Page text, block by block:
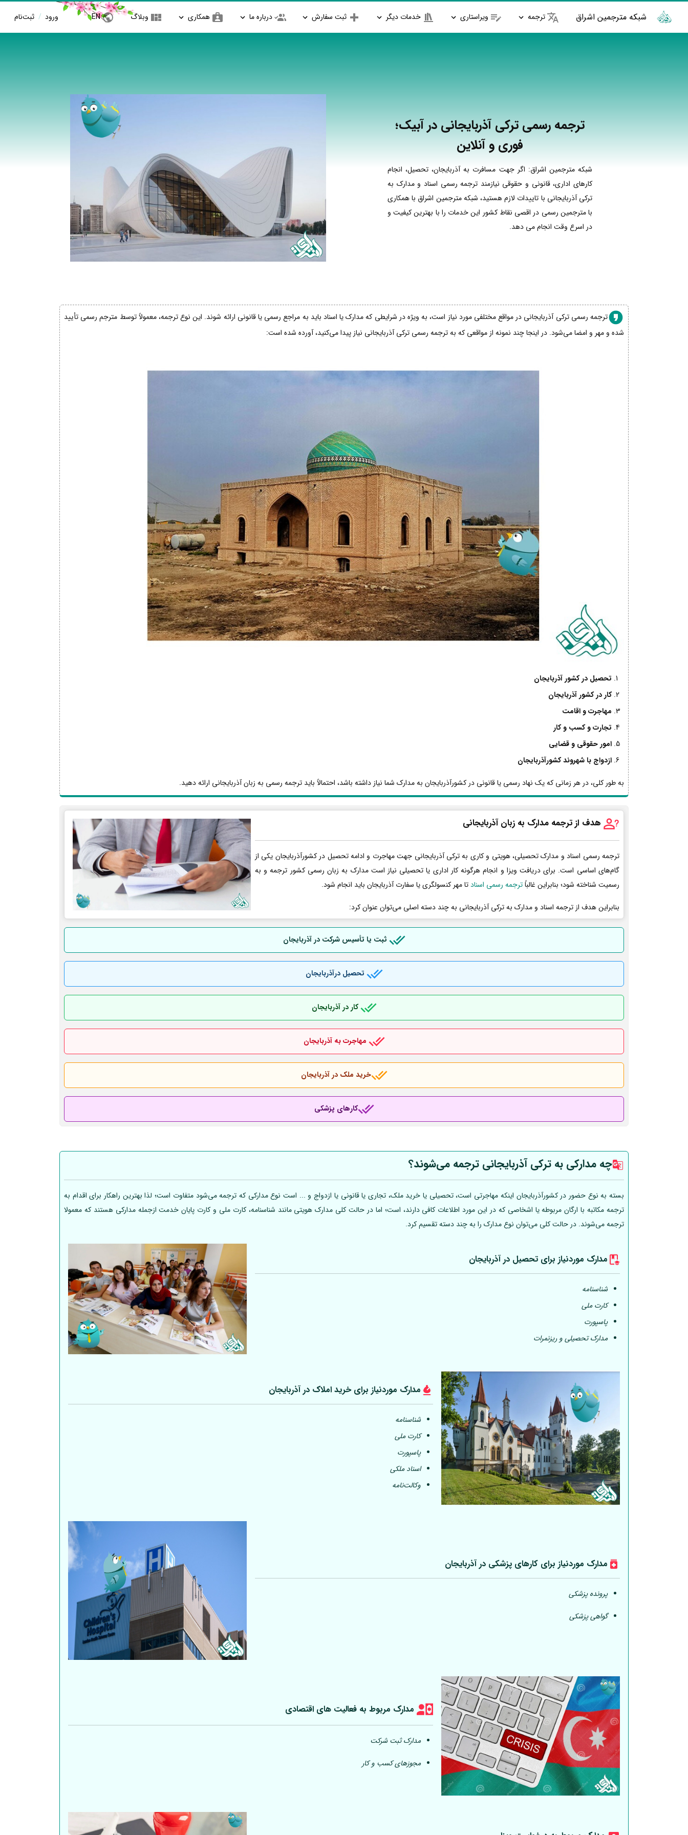
شبکه مترجمین اشراق ترجمه ویراستاری خدمات دیگر ثبت سفارش درباره ما همکاری وبلاگ EN ورود / ثبت‌نام
ترجمه رسمی ترکی آذربایجانی در آبیک؛
فوری و آنلاین
شبکه مترجمین اشراق: اگر جهت مسافرت به آذربایجان، تحصیل، انجام
کارهای اداری، قانونی و حقوقی نیازمند ترجمه رسمی اسناد و مدارک به
ترکی آذربایجانی با تاییدات لازم هستید، شبکه مترجمین اشراق با همکاری
با مترجمین رسمی در اقصی نقاط کشور این خدمات را با بهترین کیفیت و
در اسرع وقت انجام می دهد.
ترجمه رسمی ترکی آذربایجانی در مواقع مختلفی مورد نیاز است، به ویژه در شرایطی که مدارک یا اسناد باید به مراجع رسمی یا قانونی ارائه شوند. این نوع ترجمه، معمولاً توسط مترجم رسمی تأیید
شده و مهر و امضا می‌شود. در اینجا چند نمونه از مواقعی که به ترجمه رسمی ترکی آذربایجانی نیاز پیدا می‌کنید، آورده شده است:
تحصیل در کشور آذربایجان
کار در کشور آذربایجان
مهاجرت و اقامت
تجارت و کسب و کار
امور حقوقی و قضایی
ازدواج با شهروند کشورآذربایجان
به طور کلی، در هر زمانی که یک نهاد رسمی یا قانونی در کشورآذربایجان به مدارک شما نیاز داشته باشد، احتمالاً باید ترجمه رسمی به زبان آذربایجانی ارائه دهید.
هدف از ترجمه مدارک به زبان آذربایجانی
ترجمه رسمی اسناد و مدارک تحصیلی، هویتی و کاری به ترکی آذربایجانی جهت مهاجرت و ادامه تحصیل در کشورآذربایجان یکی از
گام‌های اساسی است. برای دریافت ویزا و انجام هرگونه کار اداری یا تحصیلی نیاز است مدارک به زبان رسمی کشور ترجمه و به
رسمیت شناخته شود؛ بنابراین غالباًترجمه رسمی اسنادتا مهر کنسولگری یا سفارت آذربایجان باید انجام شود.
بنابراین هدف از ترجمه اسناد و مدارک به ترکی آذربایجانی به چند دسته اصلی می‌توان عنوان کرد:
ثبت یا تأسیس شرکت در آذربایجان
تحصیل درآذربایجان
کار در آذربایجان
مهاجرت به آذربایجان
خرید ملک در آذربایجان
کارهای پزشکی
چه مدارکی به ترکی آذربایجانی ترجمه می‌شوند؟
بسته به نوع حضور در کشورآذربایجان اینکه مهاجرتی است، تحصیلی یا خرید ملک، تجاری یا قانونی یا ازدواج و ... است نوع مدارکی که ترجمه می‌شود متفاوت است؛ لذا بهترین راهکار برای اقدام به
ترجمه مکاتبه با ارگان مربوطه یا اشخاصی که در این مورد اطلاعات کافی دارند، است؛ اما در حالت کلی مدارک هویتی مانند شناسنامه، کارت ملی و کارت پایان خدمت ازجمله مدارکی هستند که معمولا
ترجمه می‌شوند. در حالت کلی می‌توان نوع مدارک را به چند دسته تقسیم کرد.
مدارک موردنیاز برای تحصیل در آذربایجان
شناسنامه
کارت ملی
پاسپورت
مدارک تحصیلی و ریزنمرات
مدارک موردنیاز برای خرید املاک در آذربایجان
شناسنامه
کارت ملی
پاسپورت
اسناد ملکی
وکالت‌نامه
مدارک موردنیاز برای کارهای پزشکی در آذربایجان
پرونده پزشکی
گواهی پزشکی
مدارک مربوط به فعالیت های اقتصادی
مدارک ثبت شرکت
مجوزهای کسب و کار